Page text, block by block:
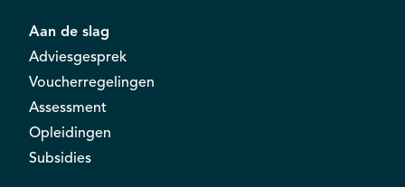
Aan de slag
Adviesgesprek
Voucherregelingen
Assessment
Opleidingen
Subsidies